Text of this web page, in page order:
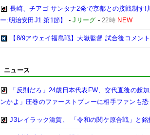
長崎、チアゴ サンタナ2発で京都との接戦制す
ー:明治安田J1 第1節】
-Jリーグ -22時 NEW
【8/9アウェイ福島戦】大嶽監督 試合後コメント
ニュース
「反則だろ」24歳日本代表FW、交代直後の
ンかよ」圧巻のファーストプレーに相手ファンも恐
J3レイラック滋賀、 「令和の関ケ原合戦」と